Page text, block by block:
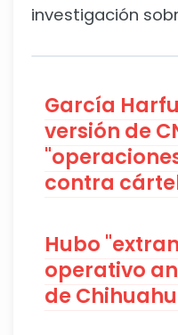
investigación
García
versión de
contra
Hubo
operativo
de